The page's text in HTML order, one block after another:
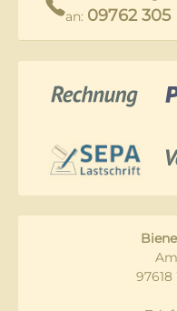
an: 09762 305